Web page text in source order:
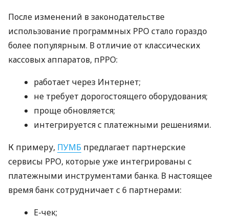
После изменений в законодательстве
использование программных РРО стало гораздо
более популярным. В отличие от классических
кассовых аппаратов, пРРО:
работает через Интернет;
не требует дорогостоящего оборудования;
проще обновляется;
интегрируется с платежными решениями.
К примеру, ПУМБ предлагает партнерские
сервисы РРО, которые уже интегрированы с
платежными инструментами банка. В настоящее
время банк сотрудничает с 6 партнерами:
E-чек;